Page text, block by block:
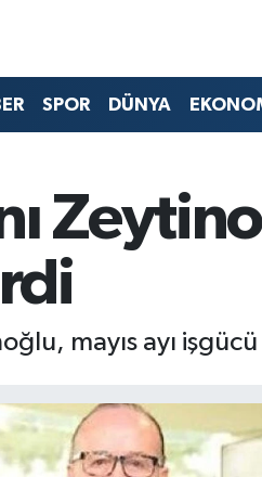
SPOR DÜNYA
mayıs ayı